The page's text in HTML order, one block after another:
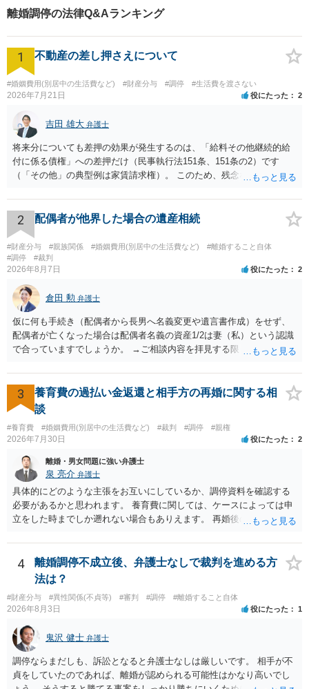
離婚調停の法律Q&Aランキング
1 不動産の差し押さえについて
#婚姻費用(別居中の生活費など) #財産分与 #調停 #生活費を渡さない
2026年7月21日 役にたった 2
吉田 雄大 弁護士
将来分についても差押の効果が発生するのは、「給料その他継続的給
付に係る債権」への差押だけ（民事執行法151条、151条の2）です
（「その他」の典型例は家賃請求権）。 このため、残念ながらお答え
のみが配当の対象です。
2 配偶者が他界した場合の遺産相続
#財産分与 #親族関係 #婚姻費用(別居中の生活費など)
#離婚すること自体
#調停
#裁判
2026年8月7日 役にたった 2
倉田 勲 弁護士
仮に何も手続き（配偶者から長男へ名義変更や遺言書作成）をせず、
配偶者が亡くなった場合は配偶者名義の資産1/2は妻（私）という認識
で合っていますでしょうか。 →ご相談内容を拝見する限りでは、その
完全に所有する場合は、他の相続人に対して自宅の評価額の１/２の代
償金の支払いが必要になります。
3
養育費の過払い金返還と相手方の再婚に関する相
談
#養育費 #婚姻費用(別居中の生活費など) #裁判 #調停 #親権
2026年7月30日 役にたった 2
離婚・男女問題に強い弁護士
泉 亮介 弁護士
具体的にどのような主張をお互いにしているか、調停資料を確認する
必要があるかと思われます。 養育費に関しては、ケースによっては申
立をした時までしか遡れない場合もありえます。 再婚後の相手方の行
養育費に関するやりとり等があればそちらについても確認する必要が
あるでしょう。 公開相談の場での回答よりも個別に弁護士にご相談さ
れることをお勧めいたします。
4
離婚調停不成立後、弁護士なしで裁判を進める方
法は？
#財産分与 #異性関係(不貞等) #審判 #調停 #離婚すること自体
2026年8月3日 役にたった 1
鬼沢 健士 弁護士
調停ならまだしも、訴訟となると弁護士なしは厳しいです。 相手が不
貞をしていたのであれば、離婚が認められる可能性はかなり高いでし